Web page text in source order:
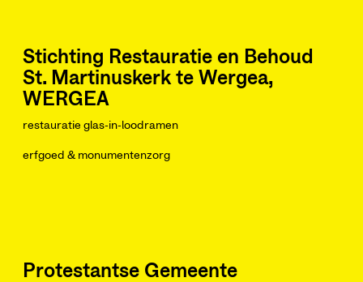
Stichting Restauratie en Behoud
St. Martinuskerk te Wergea,
WERGEA
restauratie glas-in-loodramen
erfgoed & monumentenzorg
Protestantse Gemeente